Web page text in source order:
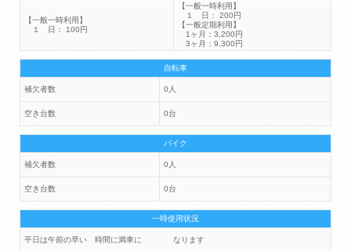
【一般一時利用】
１ 日： 100円
【一般一時利用】
１ 日： 200円
【一般定期利用】
1ヶ月：3,200円
3ヶ月：9,300円
自転車
補欠者数 0人
空き台数 0台
バイク
補欠者数 0人
空き台数 0台
一時使用状況
平日は午前の早い 時間に満車に なります